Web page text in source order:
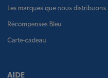
Les marques que nous distribuons
Récompenses Bleu
Carte-cadeau
AIDE